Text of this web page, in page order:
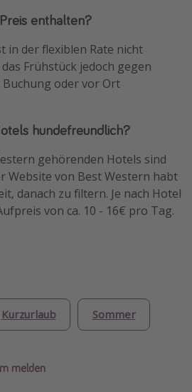
enthalten?
in der flexiblen Rate nicht
Frühstück jedoch gegen
oder vor Ort
hundefreundlich?
gehörenden Hotels sind
Website von Best Western habt
danach zu filtern. Je nach Hotel
von ca. 10 - 16€ pro Tag.
Kurzurlaub Sommer
melden